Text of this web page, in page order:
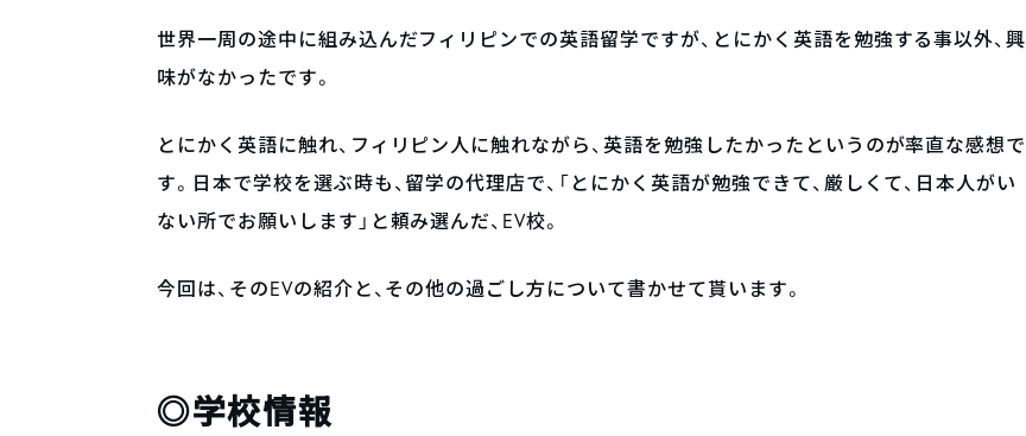
世界一周の途中に組み込んだフィリピンでの英語留学ですが、とにかく英語を勉強する事以外、興
味がなかったです。
とにかく英語に触れ、フィリピン人に触れながら、英語を勉強したかったというのが率直な感想で
す。日本で学校を選ぶ時も、留学の代理店で、「とにかく英語が勉強できて、厳しくて、日本人がい
ない所でお願いします」と頼み選んだ、EV校。
今回は、そのEVの紹介と、その他の過ごし方について書かせて貰います。
◎学校情報